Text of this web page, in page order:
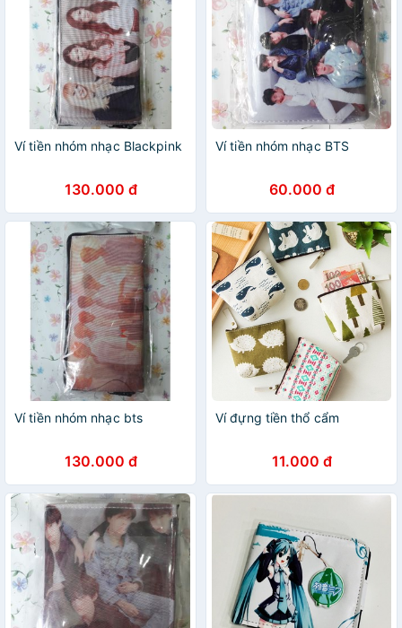
Ví tiền nhóm nhạc Blackpink
130.000 đ
Ví tiền nhóm nhạc BTS
60.000 đ
Ví tiền nhóm nhạc bts
130.000 đ
Ví đựng tiền thổ cẩm
11.000 đ